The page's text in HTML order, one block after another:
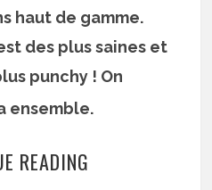
haut de gamme.
des plus saines et
punchy ! On
ensemble.
READING